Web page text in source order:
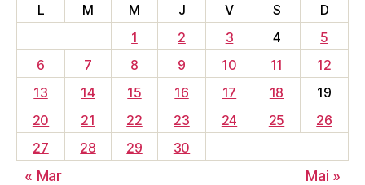
L
M M J V S
D
1
2 3 4
5
6
7 8 9 10 11
12
13
14 15 16 17 18
19
20
21 22 23 24 25
26
27
28 29 30
« Mar Mai »